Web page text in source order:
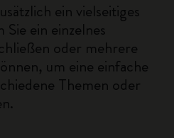
ein vielseitiges
ein einzelnes
oder mehrere
um eine einfache
Themen oder